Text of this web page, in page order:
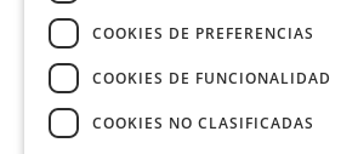
COOKIES DE PREFERENCIAS
COOKIES DE FUNCIONALIDAD
COOKIES NO CLASIFICADAS